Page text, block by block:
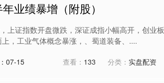
业绩暴增（附股）
上证指数开盘微跌，深证成指小幅高开，创业板
，工业气体概念暴涨，、蜀道装备、....
07-15 查看： 133 分类： 实盘配资